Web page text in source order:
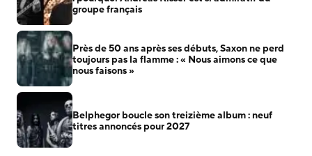
groupe français
Près de 50 ans après ses débuts, Saxon ne perd
toujours pas la flamme : « Nous aimons ce que
nous faisons »
Belphegor boucle son treizième album : neuf
titres annoncés pour 2027